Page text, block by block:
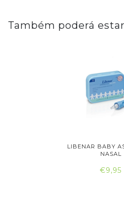
Também poderá
LIBENAR BABY
NASAL
€9,95